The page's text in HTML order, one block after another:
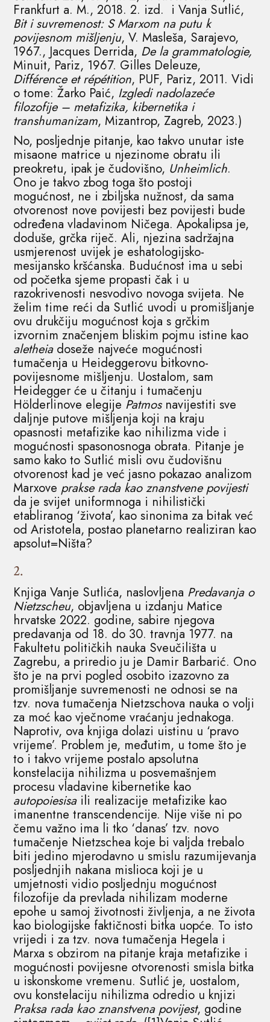
Frankfurt a. M., 2018. 2. izd. i Vanja Sutlić,
Bit i suvremenost: S Marxom na putu k
povijesnom mišljenju, V. Masleša, Sarajevo,
1967., Jacques Derrida, De la grammatologie,
Minuit, Pariz, 1967. Gilles Deleuze,
Différence et répétition, PUF, Pariz, 2011. Vidi
o tome: Žarko Paić, Izgledi nadolazeće
filozofije – metafizika, kibernetika i
transhumanizam, Mizantrop, Zagreb, 2023.)
No, posljednje pitanje, kao takvo unutar iste
misaone matrice u njezinome obratu ili
preokretu, ipak je čudovišno, Unheimlich.
Ono je takvo zbog toga što postoji
mogućnost, ne i zbiljska nužnost, da sama
otvorenost nove povijesti bez povijesti bude
određena vladavinom Ničega. Apokalipsa je,
doduše, grčka riječ. Ali, njezina sadržajna
usmjerenost uvijek je eshatologijsko-
mesijansko kršćanska. Budućnost ima u sebi
od početka sjeme propasti čak i u
razokrivenosti nesvodivo novoga svijeta. Ne
želim time reći da Sutlić uvodi u promišljanje
ovu drukčiju mogućnost koja s grčkim
izvornim značenjem bliskim pojmu istine kao
aletheia doseže najveće mogućnosti
tumačenja u Heideggerovu bitkovno-
povijesnome mišljenju. Uostalom, sam
Heidegger će u čitanju i tumačenju
Hölderlinove elegije Patmos navijestiti sve
daljnje putove mišljenja koji na kraju
opasnosti metafizike kao nihilizma vide i
mogućnosti spasonosnoga obrata. Pitanje je
samo kako to Sutlić misli ovu čudovišnu
otvorenost kad je već jasno pokazao analizom
Marxove prakse rada kao znanstvene povijesti
da je svijet uniformnoga i nihilistički
etabliranog ‘života’, kao sinonima za bitak već
od Aristotela, postao planetarno realiziran kao
apsolut=Ništa?
2.
Knjiga Vanje Sutlića, naslovljena Predavanja o
Nietzscheu, objavljena u izdanju Matice
hrvatske 2022. godine, sabire njegova
predavanja od 18. do 30. travnja 1977. na
Fakultetu političkih nauka Sveučilišta u
Zagrebu, a priredio ju je Damir Barbarić. Ono
što je na prvi pogled osobito izazovno za
promišljanje suvremenosti ne odnosi se na
tzv. nova tumačenja Nietzschova nauka o volji
za moć kao vječnome vraćanju jednakoga.
Naprotiv, ova knjiga dolazi uistinu u ‘pravo
vrijeme’. Problem je, međutim, u tome što je
to i takvo vrijeme postalo apsolutna
konstelacija nihilizma u posvemašnjem
procesu vladavine kibernetike kao
autopoiesisaili realizacije metafizike kao
imanentne transcendencije. Nije više ni po
čemu važno ima li tko ‘danas’ tzv. novo
tumačenje Nietzschea koje bi valjda trebalo
biti jedino mjerodavno u smislu razumijevanja
posljednjih nakana mislioca koji je u
umjetnosti vidio posljednju mogućnost
filozofije da prevlada nihilizam moderne
epohe u samoj životnosti življenja, a ne života
kao biologijske faktičnosti bitka uopće. To isto
vrijedi i za tzv. nova tumačenja Hegela i
Marxa s obzirom na pitanje kraja metafizike i
mogućnosti povijesne otvorenosti smisla bitka
u iskonskome vremenu. Sutlić je, uostalom,
ovu konstelaciju nihilizma odredio u knjizi
Praksa rada kao znanstvena povijest, godine